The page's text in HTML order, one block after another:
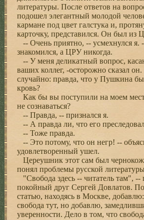
литературы. После ответов на
подошел элегантный молодой
кармане под цвет галстука и,
карточку, представился. Он был из
-- Очень приятно, -- усмехнулся я.
знакомился, а ЦРУ никогда.
-- У меня деликатный вопрос,
ваших коллег, -осторожно сказал
случайно: правда, что у Пушкина
кровь?
Как бы вы поступили на моем
не сознаваться?
-- Правда, -- признался я.
-- А правда ли, что его
-- Тоже правда.
-- Это потому, что он негр! --
удовлетворенный ушел.
Цереушник этот сам был
понял проблемы русской
"Свободa здесь -- читатель там", --
покойный друг Сергей Довлатов.
статью, находясь в Москве,
свобода тут, но добавлю,
уверенности. Дело в том, что